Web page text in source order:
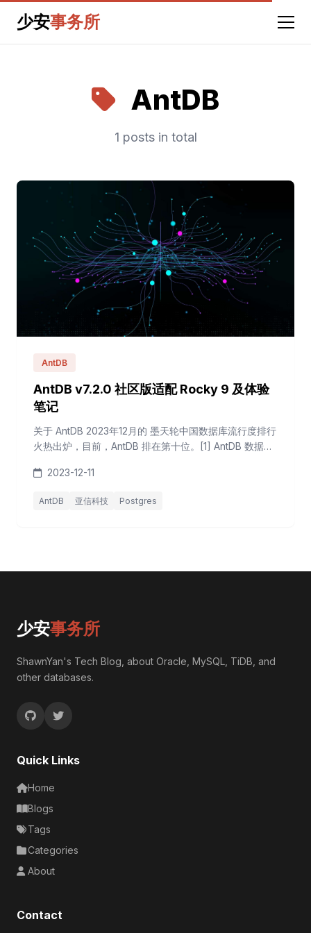
少安事务所
AntDB
1 posts in total
AntDB
AntDB v7.2.0 社区版适配 Rocky 9 及体验
笔记
关于 AntDB 2023年12月的 墨天轮中国数据库流行度排行
火热出炉，目前，AntDB 排在第十位。[1] AntDB 数据库
产品，在运营商的核心系统上，为全国24个省份的10亿
产品特性，峰值每秒可处理百万笔通信核心交易，应用范
2023-12-11
AntDB 亚信科技 Postgres
少安事务所
ShawnYan's Tech Blog, about Oracle, MySQL, TiDB, and
other databases.
Quick Links
Home
Blogs
Tags
Categories
About
Contact